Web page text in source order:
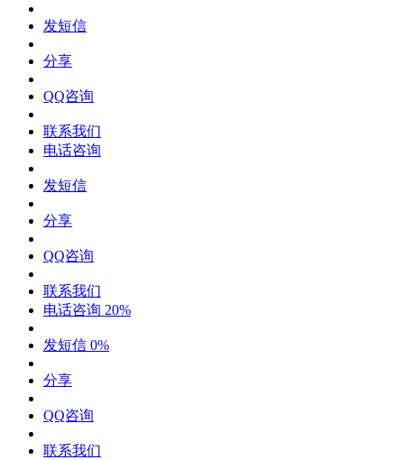
发短信
分享
QQ咨询
联系我们
电话咨询
发短信
分享
QQ咨询
联系我们
电话咨询 20%
发短信 0%
分享
QQ咨询
联系我们